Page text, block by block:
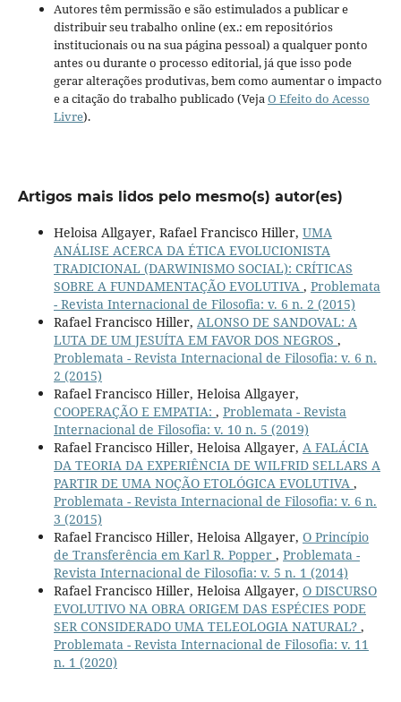
Autores têm permissão e são estimulados a publicar e
distribuir seu trabalho online (ex.: em repositórios
institucionais ou na sua página pessoal) a qualquer ponto
antes ou durante o processo editorial, já que isso pode
gerar alterações produtivas, bem como aumentar o impacto
e a citação do trabalho publicado (VejaO Efeito do Acesso
Livre).
Artigos mais lidos pelo mesmo(s) autor(es)
Heloisa Allgayer, Rafael Francisco Hiller, UMA
ANÁLISE ACERCA DA ÉTICA EVOLUCIONISTA
TRADICIONAL (DARWINISMO SOCIAL): CRÍTICAS
SOBRE A FUNDAMENTAÇÃO EVOLUTIVA , Problemata
- Revista Internacional de Filosofia: v. 6 n. 2 (2015)
Rafael Francisco Hiller, ALONSO DE SANDOVAL: A
LUTA DE UM JESUÍTA EM FAVOR DOS NEGROS ,
Problemata - Revista Internacional de Filosofia: v. 6 n.
2 (2015)
Rafael Francisco Hiller, Heloisa Allgayer,
COOPERAÇÃO E EMPATIA: , Problemata - Revista
Internacional de Filosofia: v. 10 n. 5 (2019)
Rafael Francisco Hiller, Heloisa Allgayer, A FALÁCIA
DA TEORIA DA EXPERIÊNCIA DE WILFRID SELLARS A
PARTIR DE UMA NOÇÃO ETOLÓGICA EVOLUTIVA ,
Problemata - Revista Internacional de Filosofia: v. 6 n.
3 (2015)
Rafael Francisco Hiller, Heloisa Allgayer, O Princípio
de Transferência em Karl R. Popper , Problemata -
Revista Internacional de Filosofia: v. 5 n. 1 (2014)
Rafael Francisco Hiller, Heloisa Allgayer, O DISCURSO
EVOLUTIVO NA OBRA ORIGEM DAS ESPÉCIES PODE
SER CONSIDERADO UMA TELEOLOGIA NATURAL? ,
Problemata - Revista Internacional de Filosofia: v. 11
n. 1 (2020)